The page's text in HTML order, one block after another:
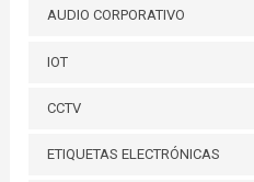
AUDIO CORPORATIVO
IOT
CCTV
ETIQUETAS ELECTRÓNICAS